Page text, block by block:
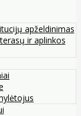
apželdinimas
ir aplinkos